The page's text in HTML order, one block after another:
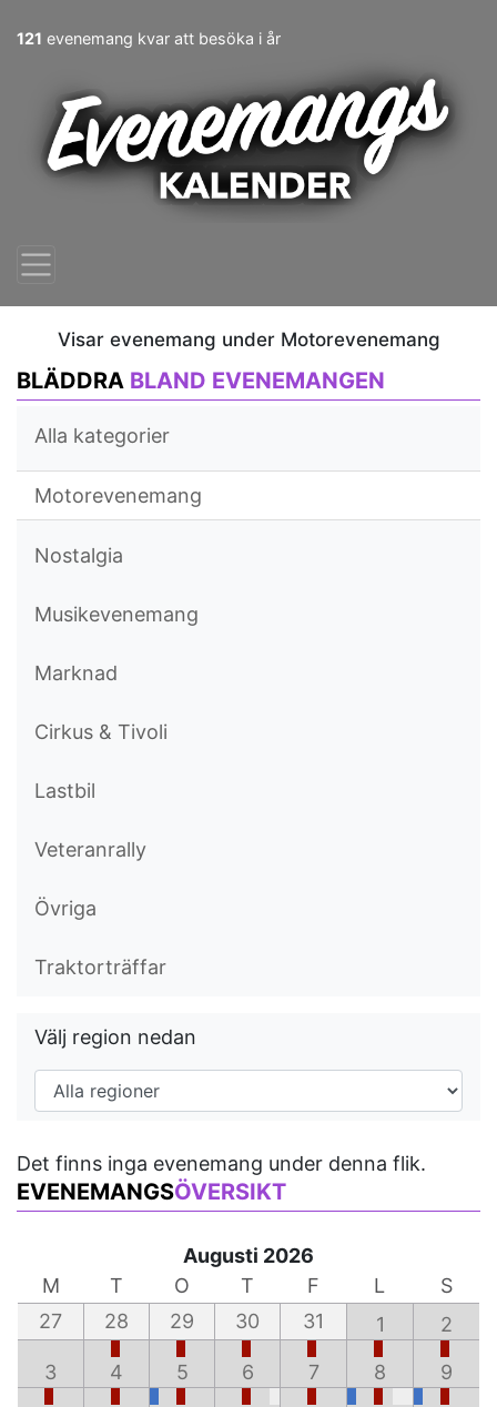
121 evenemang kvar att besöka i år
Visar evenemang under Motorevenemang
BLÄDDRA BLAND EVENEMANGEN
Alla kategorier
Motorevenemang
Nostalgia
Musikevenemang
Marknad
Cirkus & Tivoli
Lastbil
Veteranrally
Övriga
Traktorträffar
Välj region nedan
Det finns inga evenemang under denna flik.
EVENEMANGSÖVERSIKT
Augusti 2026
M
T O T F L
S
27
28 29 30 31 1 2
3 4 5 6 7 8 9